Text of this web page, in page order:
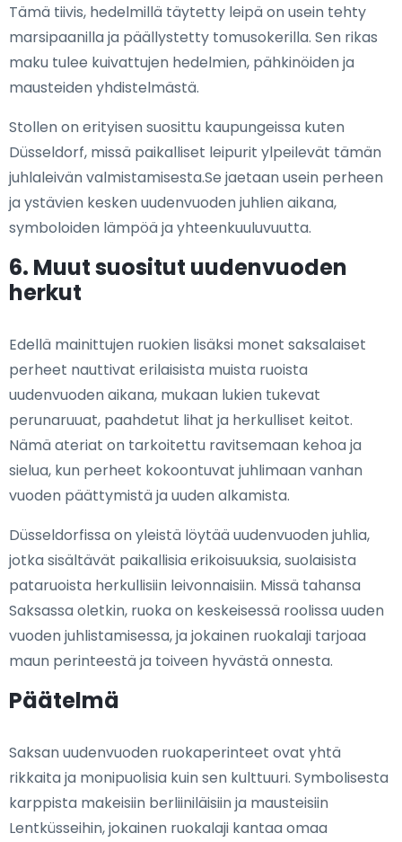
Tämä tiivis, hedelmillä täytetty leipä on usein tehty
marsipaanilla ja päällystetty tomusokerilla. Sen rikas
maku tulee kuivattujen hedelmien, pähkinöiden ja
mausteiden yhdistelmästä.
Stollen on erityisen suosittu kaupungeissa kuten
Düsseldorf, missä paikalliset leipurit ylpeilevät tämän
juhlaleivän valmistamisesta.Se jaetaan usein perheen
ja ystävien kesken uudenvuoden juhlien aikana,
symboloiden lämpöä ja yhteenkuuluvuutta.
6. Muut suositut uudenvuoden
herkut
Edellä mainittujen ruokien lisäksi monet saksalaiset
perheet nauttivat erilaisista muista ruoista
uudenvuoden aikana, mukaan lukien tukevat
perunaruuat, paahdetut lihat ja herkulliset keitot.
Nämä ateriat on tarkoitettu ravitsemaan kehoa ja
sielua, kun perheet kokoontuvat juhlimaan vanhan
vuoden päättymistä ja uuden alkamista.
Düsseldorfissa on yleistä löytää uudenvuoden juhlia,
jotka sisältävät paikallisia erikoisuuksia, suolaisista
pataruoista herkullisiin leivonnaisiin. Missä tahansa
Saksassa oletkin, ruoka on keskeisessä roolissa uuden
vuoden juhlistamisessa, ja jokainen ruokalaji tarjoaa
maun perinteestä ja toiveen hyvästä onnesta.
Päätelmä
Saksan uudenvuoden ruokaperinteet ovat yhtä
rikkaita ja monipuolisia kuin sen kulttuuri. Symbolisesta
karppista makeisiin berliiniläisiin ja mausteisiin
Lentküsseihin, jokainen ruokalaji kantaa omaa